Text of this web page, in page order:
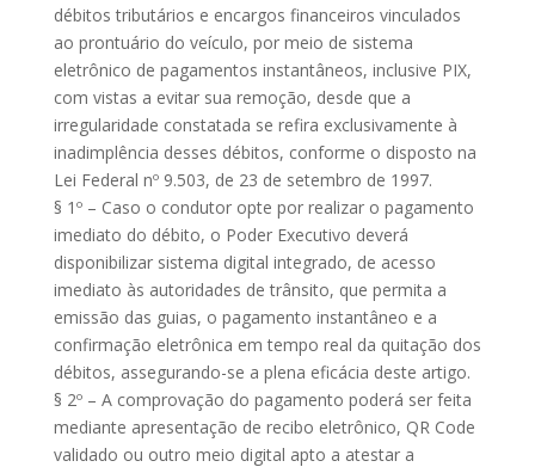
débitos tributários e encargos financeiros vinculados
ao prontuário do veículo, por meio de sistema
eletrônico de pagamentos instantâneos, inclusive PIX,
com vistas a evitar sua remoção, desde que a
irregularidade constatada se refira exclusivamente à
inadimplência desses débitos, conforme o disposto na
Lei Federal nº 9.503, de 23 de setembro de 1997.
§ 1º – Caso o condutor opte por realizar o pagamento
imediato do débito, o Poder Executivo deverá
disponibilizar sistema digital integrado, de acesso
imediato às autoridades de trânsito, que permita a
emissão das guias, o pagamento instantâneo e a
confirmação eletrônica em tempo real da quitação dos
débitos, assegurando-se a plena eficácia deste artigo.
§ 2º – A comprovação do pagamento poderá ser feita
mediante apresentação de recibo eletrônico, QR Code
validado ou outro meio digital apto a atestar a